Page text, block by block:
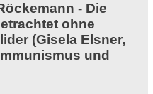
- Die
ohne
(Gisela Elsner,
und